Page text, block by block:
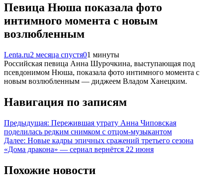
Певица Нюша показала фото
интимного момента с новым
возлюбленным
Lenta.ru2 месяца спустя01 минуты
Российская певица Анна Шурочкина, выступающая под
псевдонимом Нюша, показала фото интимного момента с
новым возлюбленным — диджеем Владом Ханецким.
Навигация по записям
Предыдущая: Пережившая утрату Анна Чиповская
поделилась редким снимком с отцом-музыкантом
Далее: Новые кадры эпичных сражений третьего сезона
«Дома дракона» — сериал вернётся 22 июня
Похожие новости